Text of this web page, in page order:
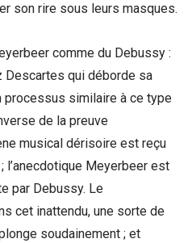
son rire sous leurs masques.
comme du Debussy :
Descartes qui déborde sa
processus similaire à ce type
de la preuve
musical dérisoire est reçu
l’anecdotique Meyerbeer est
par Debussy. Le
cet inattendu, une sorte de
soudainement ; et